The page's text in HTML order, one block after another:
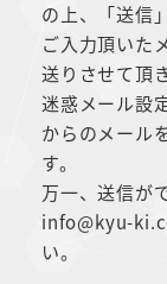
の上、「送信
ご入力頂いた
送りさせて頂
迷惑メール設
からのメール
す。
万一、送信が
info@kyu-
い。